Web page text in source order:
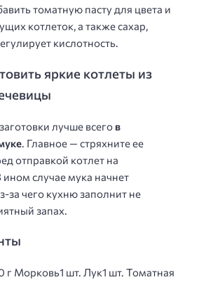
томатную пасту для цвета и
котлеток, а также сахар,
кислотность.
яркие котлеты из
лучше всего в
. Главное — стряхните ее
отправкой котлет на
ином случае мука начнет
за чего кухню заполнит не
запах.
г Морковь1 шт. Лук1 шт. Томатная